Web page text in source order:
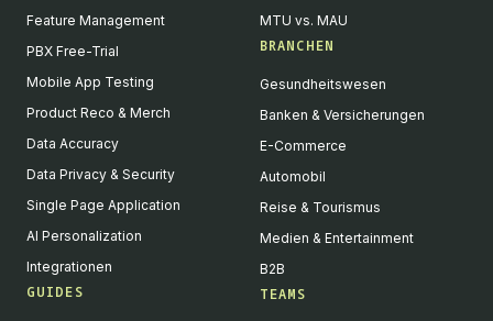
Feature Management
PBX Free-Trial
Mobile App Testing
Product Reco & Merch
Data Accuracy
Data Privacy & Security
Single Page Application
AI Personalization
Integrationen
GUIDES
MTU vs. MAU
BRANCHEN
Gesundheitswesen
Banken & Versicherungen
E-Commerce
Automobil
Reise & Tourismus
Medien & Entertainment
B2B
TEAMS